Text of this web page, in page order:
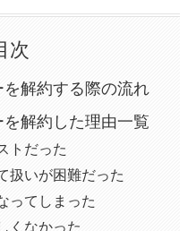
次
解約する際の流れ
解約した理由一覧
トだった
扱いが困難だった
ってしまった
くなかった